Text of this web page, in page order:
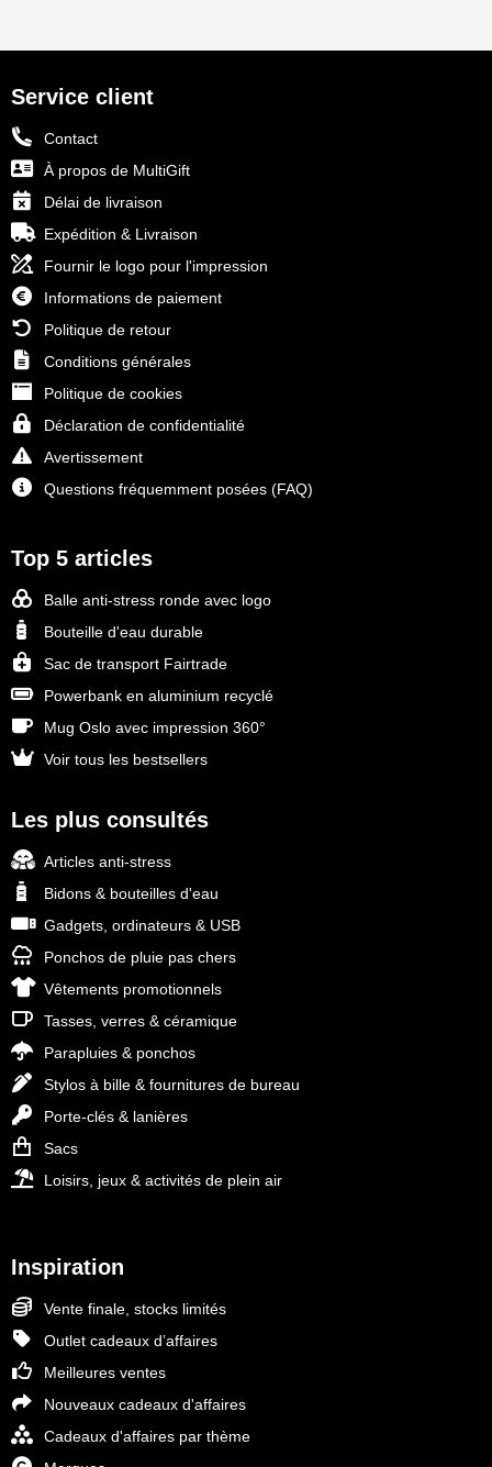
Service client
Contact
À propos de MultiGift
Délai de livraison
Expédition & Livraison
Fournir le logo pour l'impression
Informations de paiement
Politique de retour
Conditions générales
Politique de cookies
Déclaration de confidentialité
Avertissement
Questions fréquemment posées (FAQ)
Top 5 articles
Balle anti-stress ronde avec logo
Bouteille d'eau durable
Sac de transport Fairtrade
Powerbank en aluminium recyclé
Mug Oslo avec impression 360°
Voir tous les bestsellers
Les plus consultés
Articles anti-stress
Bidons & bouteilles d'eau
Gadgets, ordinateurs & USB
Ponchos de pluie pas chers
Vêtements promotionnels
Tasses, verres & céramique
Parapluies & ponchos
Stylos à bille & fournitures de bureau
Porte-clés & lanières
Sacs
Loisirs, jeux & activités de plein air
Inspiration
Vente finale, stocks limités
Outlet cadeaux d’affaires
Meilleures ventes
Nouveaux cadeaux d'affaires
Cadeaux d'affaires par thème